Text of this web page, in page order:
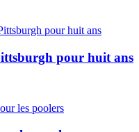
pour huit ans